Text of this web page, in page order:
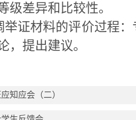
级差异和比较性。
证材料的评价过程
，提出建议。
知应会（二）